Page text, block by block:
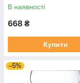
В наявності
668 ₴
Купити
–5%